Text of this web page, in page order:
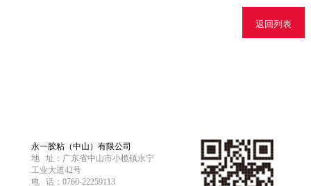
返回列表
永一胶粘（中山）有限公司
地 址：广东省中山市小榄镇永宁
工业大道42号
电 话：0760-22259113